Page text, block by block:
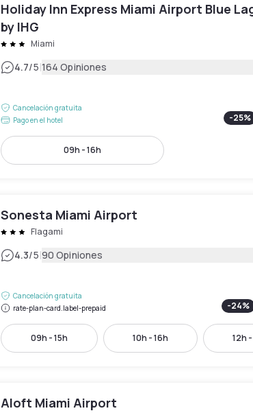
Holiday Inn Express Miami Airport Blue
by IHG
Miami
4.7/5|164 Opiniones
Cancelación gratuita
Pago en el hotel
-25%
09h - 16h
Sonesta Miami Airport
Flagami
4.3/5|90 Opiniones
Cancelación gratuita
rate-plan-card.label-prepaid
-24%
09h - 15h 10h - 16h 12h
Aloft Miami Airport